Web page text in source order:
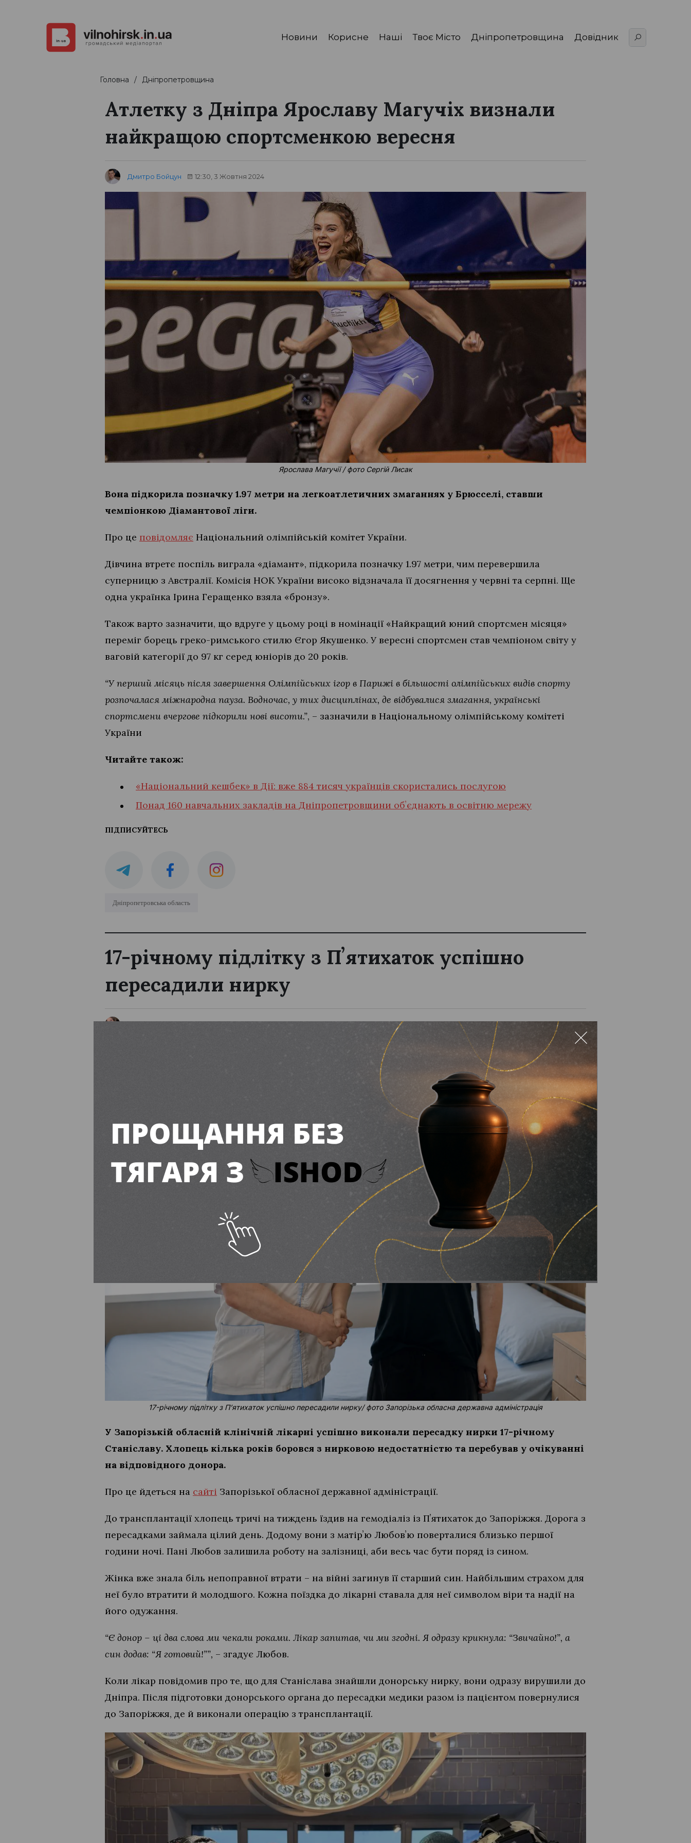
Новини Корисне Наші Твоє Місто Дніпропетровщина Довідник
Головна Дніпропетровщина
Атлетку з Дніпра Ярославу Магучіх визнали
найкращою спортсменкою вересня
Дмитро Бойцун 12:30, 3 Жовтня 2024
Ярослава Магучії / фото Сергій Лисак
Вона підкорила позначку 1.97 метри на легкоатлетичних змаганнях у Брюсселі, ставши
чемпіонкою Діамантової ліги.
Про це повідомляє Національний олімпійській комітет України.
Дівчина втретє поспіль виграла «діамант», підкорила позначку 1.97 метри, чим перевершила
суперницю з Австралії. Комісія НОК України високо відзначала її досягнення у червні та серпні. Ще
одна українка Ірина Геращенко взяла «бронзу».
Також варто зазначити, що вдруге у цьому році в номінації «Найкращий юний спортсмен місяця»
переміг борець греко-римського стилю Єгор Якушенко. У вересні спортсмен став чемпіоном світу у
ваговій категорії до 97 кг серед юніорів до 20 років.
“У перший місяць після завершення Олімпійських ігор в Парижі в більшості олімпійських видів спорту
розпочалася міжнародна пауза. Водночас, у тих дисциплінах, де відбувалися змагання, українські
спортсмени вчергове підкорили нові висоти.”, – зазначили в Національному олімпійському комітеті
України
Читайте також:
«Національний кешбек» в Дії: вже 884 тисяч українців скористались послугою
Понад 160 навчальних закладів на Дніпропетровщини обʼєднають в освітню мережу
ПІДПИСУЙТЕСЬ
Дніпропетровська область
17-річному підлітку з Пʼятихаток успішно
пересадили нирку
Єва Буянова 16:00, 7 Серпня 2026
17-річному підлітку з Пʼятихаток успішно пересадили нирку/ фото Запорізька обласна державна адміністрація
У Запорізькій обласній клінічній лікарні успішно виконали пересадку нирки 17-річному
Станіславу. Хлопець кілька років боровся з нирковою недостатністю та перебував у очікуванні
на відповідного донора.
Про це йдеться на сайті Запорізької обласної державної адміністрації.
До трансплантації хлопець тричі на тиждень їздив на гемодіаліз із Пʼятихаток до Запоріжжя. Дорога з
пересадками займала цілий день. Додому вони з матірʼю Любовʼю поверталися близько першої
години ночі. Пані Любов залишила роботу на залізниці, аби весь час бути поряд із сином.
Жінка вже знала біль непоправної втрати – на війні загинув її старший син. Найбільшим страхом для
неї було втратити й молодшого. Кожна поїздка до лікарні ставала для неї символом віри та надії на
його одужання.
“Є донор – ці два слова ми чекали роками. Лікар запитав, чи ми згодні. Я одразу крикнула: “Звичайно!”, а
син додав: “Я готовий!””, – згадує Любов.
Коли лікар повідомив про те, що для Станіслава знайшли донорську нирку, вони одразу вирушили до
Дніпра. Після підготовки донорського органа до пересадки медики разом із пацієнтом повернулися
до Запоріжжя, де й виконали операцію з трансплантації.